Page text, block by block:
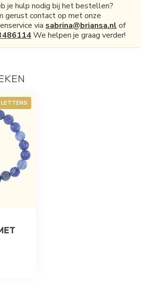
je hulp nodig bij het bestellen?
gerust contact op met onze
via sabrina@briansa.nl of
We helpen je graag verder!